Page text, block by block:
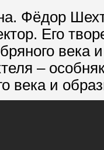
Фёдор
Его
века
–
века и